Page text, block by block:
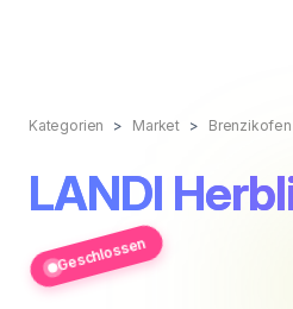
Kategorien Market Brenzikofen
LANDI
Geschlossen